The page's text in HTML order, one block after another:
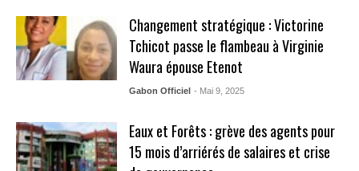
Changement stratégique : Victorine
Tchicot passe le flambeau à Virginie
Waura épouse Etenot
Gabon Officiel - Mai 9, 2025
Eaux et Forêts : grève des agents pour
15 mois d’arriérés de salaires et crise